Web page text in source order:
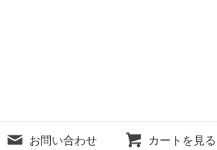
お問い合わせ カートを見る